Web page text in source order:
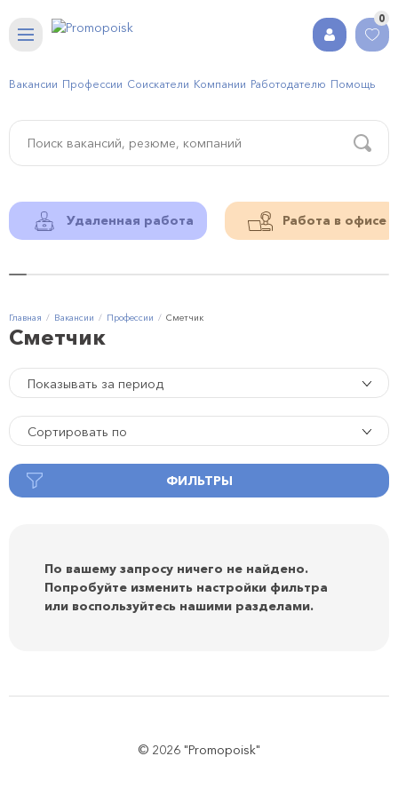
0
Вакансии Профессии Соискатели Компании Работодателю Помощь
Удаленная работа Работа в офисе
Главная Вакансии Профессии Сметчик
Сметчик
Показывать за период
Сортировать по
ФИЛЬТРЫ
По вашему запросу ничего не найдено.
Попробуйте изменить настройки фильтра
или воспользуйтесь нашими разделами.
© 2026 "Promopoisk"